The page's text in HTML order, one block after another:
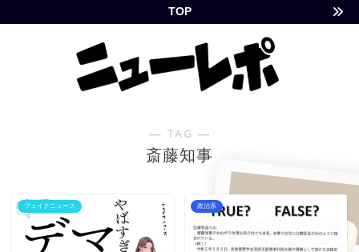
TOP
― TAG ―
斎藤知事
フェイクニュース 政治系